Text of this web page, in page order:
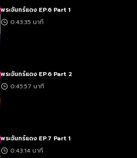
พระจันทร์แดง EP.6 Part 1
0:43:35 นาที
พระจันทร์แดง EP.6 Part 2
0:45:57 นาที
พระจันทร์แดง EP.7 Part 1
0:43:14 นาที